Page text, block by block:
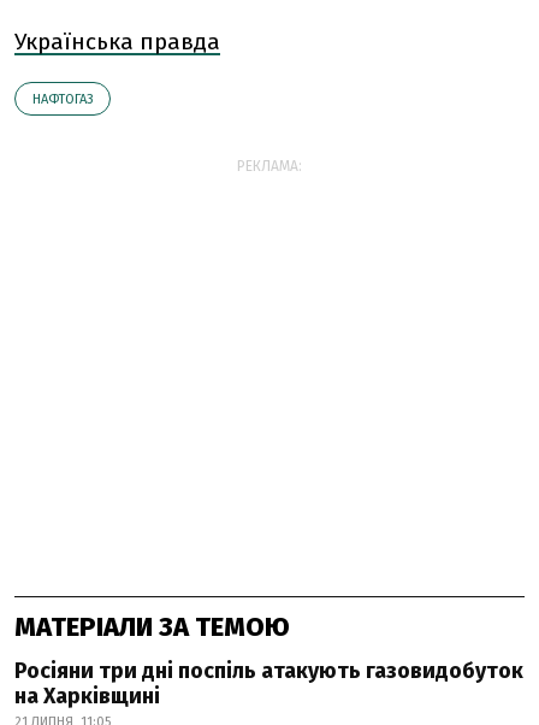
Українська правда
НАФТОГАЗ
РЕКЛАМА:
МАТЕРІАЛИ ЗА ТЕМОЮ
Росіяни три дні поспіль атакують газовидобуток
на Харківщині